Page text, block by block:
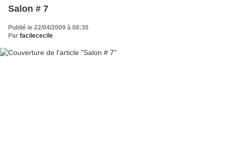
Salon # 7
Publié le 22/04/2009 à 08:30
Par facilececile